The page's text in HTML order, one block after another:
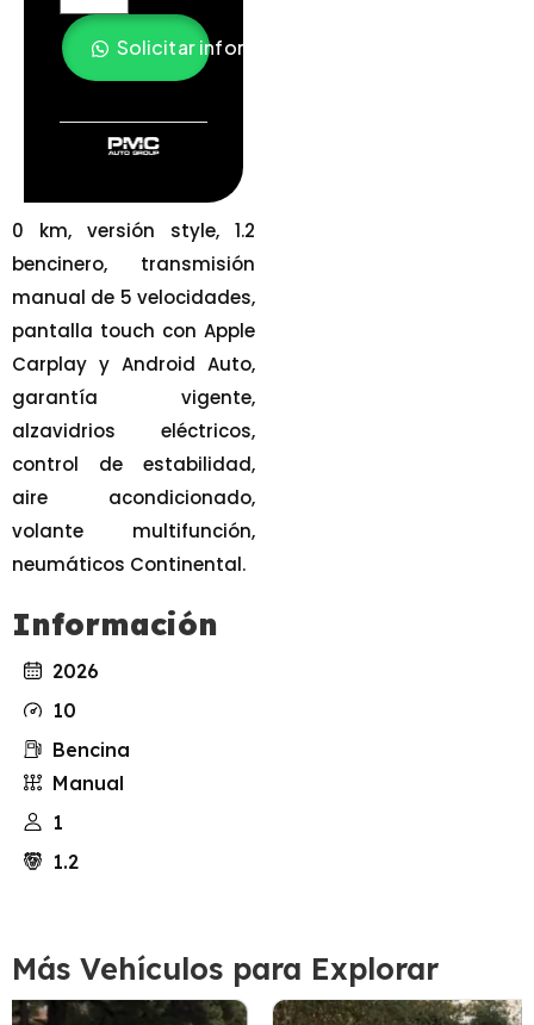
Solicitar información
0 km, versión style, 1.2
bencinero, transmisión
manual de 5 velocidades,
pantalla touch con Apple
Carplay y Android Auto,
garantía vigente,
alzavidrios eléctricos,
control de estabilidad,
aire acondicionado,
volante multifunción,
neumáticos Continental.
Información
2026
10
Bencina
Manual
1
1.2
Más Vehículos para Explorar